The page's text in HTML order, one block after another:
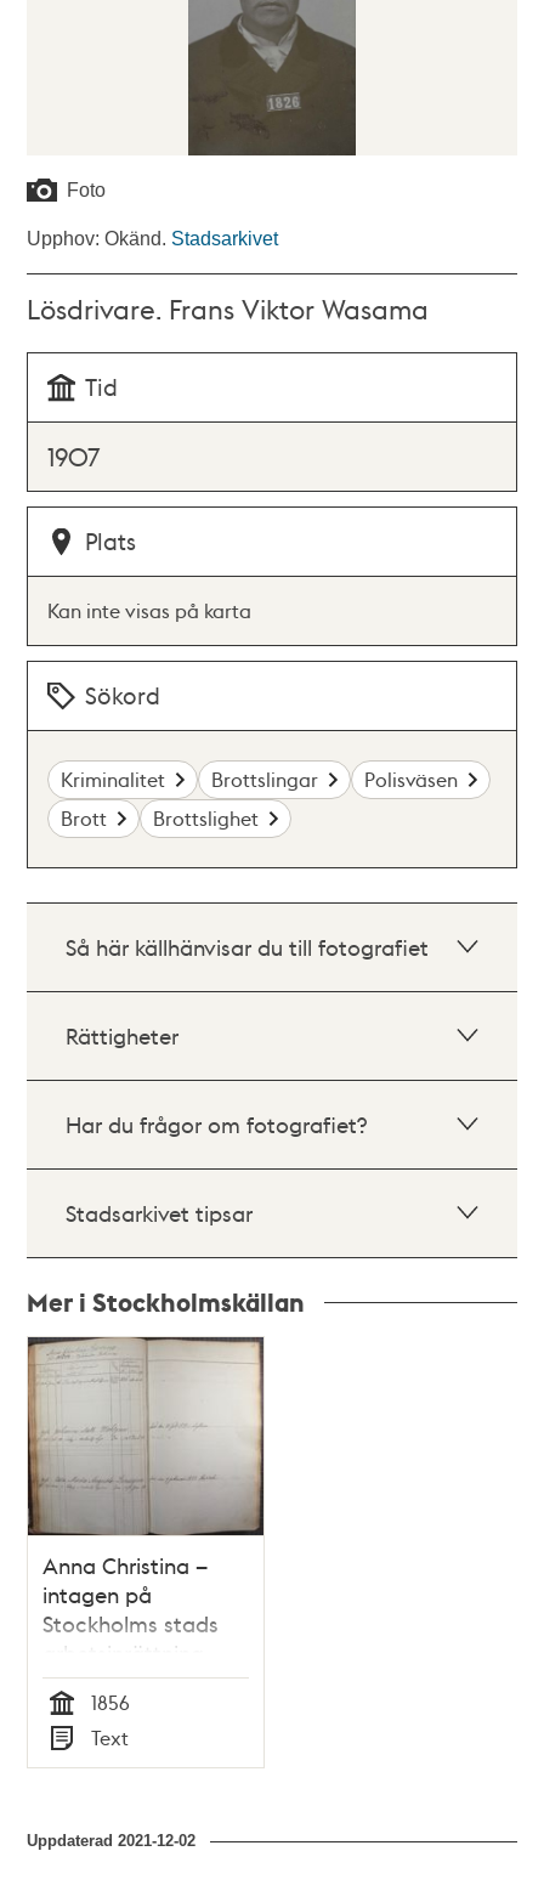
Foto
Upphov: Okänd. Stadsarkivet
Lösdrivare. Frans Viktor Wasama
Tid
1907
Plats
Kan inte visas på karta
Sökord
Kriminalitet Brottslingar
Polisväsen
Brott
Brottslighet
Så här källhänvisar du till fotografiet
Rättigheter
Har du frågor om fotografiet?
Stadsarkivet tipsar
Mer i Stockholmskällan
Relaterade
poster
teman
Anna Christina –
intagen på
Stockholms stads
arbetsinrättning
1856
Tid
1856
Typ
Text
Uppdaterad2021-12-02